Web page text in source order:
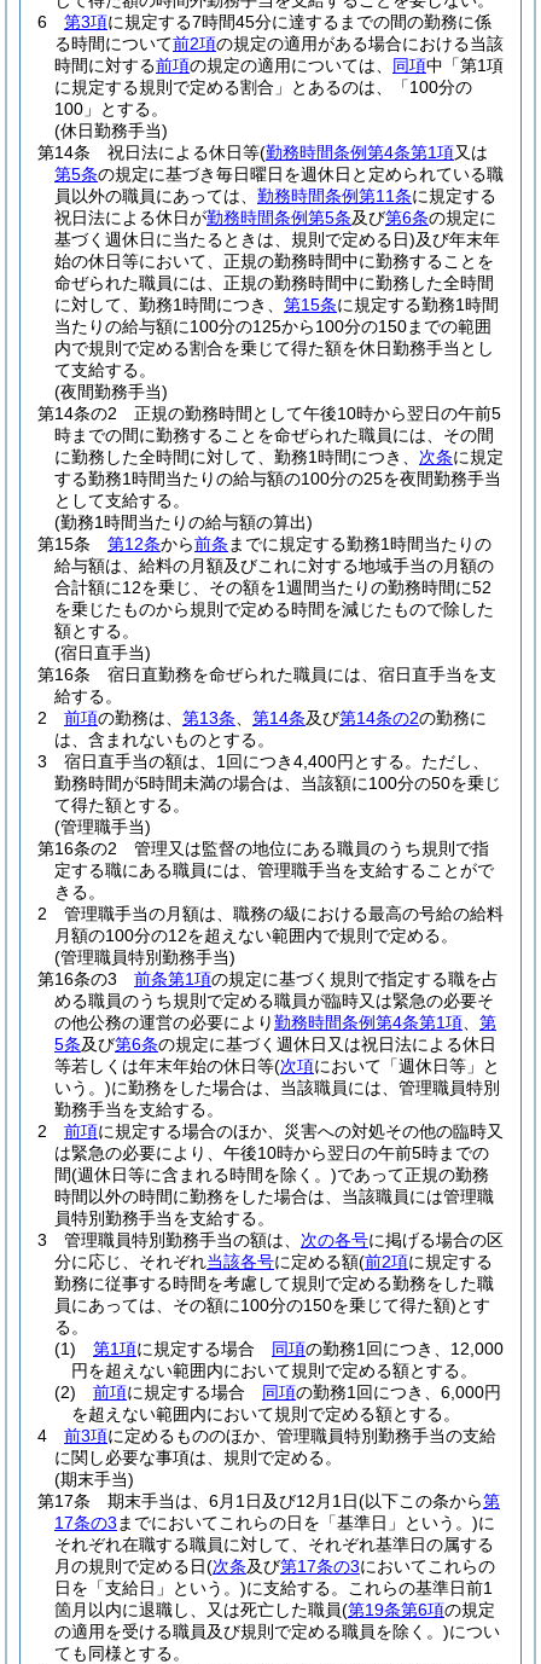
6
第3項に規定する7時間45分に達するまでの間の勤務に係
る時間について前2項の規定の適用がある場合における当該
時間に対する前項の規定の適用については、 同項中「第1項
に規定する規則で定める割合」とあるのは、「100分の
100」とする。
(休日勤務手当)
第14条
祝日法による休日等(勤務時間条例第4条第1項又は
第5条の規定に基づき毎日曜日を週休日と定められている職
員以外の職員にあっては、 勤務時間条例第11条に規定する
祝日法による休日が勤務時間条例第5条及び第6条の規定に
基づく週休日に当たるときは、規則で定める日)及び年末年
始の休日等において、正規の勤務時間中に勤務することを
命ぜられた職員には、正規の勤務時間中に勤務した全時間
に対して、勤務1時間につき、 第15条に規定する勤務1時間
当たりの給与額に100分の125から100分の150までの範囲
内で規則で定める割合を乗じて得た額を休日勤務手当とし
て支給する。
(夜間勤務手当)
第14条の2
正規の勤務時間として午後10時から翌日の午前5
時までの間に勤務することを命ぜられた職員には、その間
に勤務した全時間に対して、勤務1時間につき、 次条に規定
する勤務1時間当たりの給与額の100分の25を夜間勤務手当
として支給する。
(勤務1時間当たりの給与額の算出)
第15条
第12条から前条 までに規定する勤務1時間当たりの
給与額は、給料の月額及びこれに対する地域手当の月額の
合計額に12を乗じ、その額を1週間当たりの勤務時間に52
を乗じたものから規則で定める時間を減じたもので除した
額とする。
(宿日直手当)
第16条
宿日直勤務を命ぜられた職員には、宿日直手当を支
給する。
2
前項の勤務は、 第13条 第14条及び第14条の2の勤務に
は、含まれないものとする。
3
宿日直手当の額は、1回につき4,400円とする。 ただし、
勤務時間が5時間未満の場合は、当該額に100分の50を乗じ
て得た額とする。
(管理職手当)
第16条の2
管理又は監督の地位にある職員のうち規則で指
定する職にある職員には、管理職手当を支給することがで
きる。
2
管理職手当の月額は、職務の級における最高の号給の給料
月額の100分の12を超えない範囲内で規則で定める。
(管理職員特別勤務手当)
第16条の3
前条第1項の規定に基づく規則で指定する職を占
める職員のうち規則で定める職員が臨時又は緊急の必要そ
の他公務の運営の必要により勤務時間条例第4条第1項
第
5条及び第6条の規定に基づく週休日又は祝日法による休日
等若しくは年末年始の休日等(次項において「週休日等」と
いう。)に勤務をした場合は、当該職員には、管理職員特別
勤務手当を支給する。
2
前項に規定する場合のほか、災害への対処その他の臨時又
は緊急の必要により、午後10時から翌日の午前5時までの
間(週休日等に含まれる時間を除く。)であって正規の勤務
時間以外の時間に勤務をした場合は、当該職員には管理職
員特別勤務手当を支給する。
3
管理職員特別勤務手当の額は、 次の各号に掲げる場合の区
分に応じ、それぞれ当該各号に定める額(前2項に規定する
勤務に従事する時間を考慮して規則で定める勤務をした職
員にあっては、その額に100分の150を乗じて得た額)とす
る。
(1)
第1項に規定する場合 同項の勤務1回につき、12,000
円を超えない範囲内において規則で定める額とする。
(2)
前項に規定する場合 同項の勤務1回につき、6,000円
を超えない範囲内において規則で定める額とする。
4
前3項に定めるもののほか、管理職員特別勤務手当の支給
に関し必要な事項は、規則で定める。
(期末手当)
第17条
期末手当は、6月1日及び12月1日(以下この条から第
17条の3 までにおいてこれらの日を「基準日」という。)に
それぞれ在職する職員に対して、それぞれ基準日の属する
月の規則で定める日(次条及び第17条の3においてこれらの
日を「支給日」という。)に支給する。
これらの基準日前1
箇月以内に退職し、又は死亡した職員(第19条第6項の規定
の適用を受ける職員及び規則で定める職員を除く。)につい
ても同様とする。